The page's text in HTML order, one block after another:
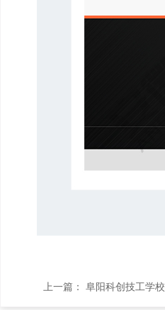
上一篇： 阜阳科创技工学校